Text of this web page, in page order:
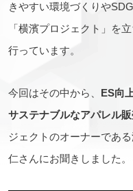
きやすい環境づくりや
「横濱プロジェクト」を
行っています。
今回はその中から、
ES向
サステナブルなアパレル販
ジェクトのオーナーであ
仁さんにお聞きしました。